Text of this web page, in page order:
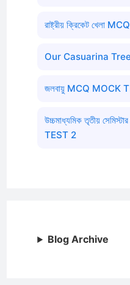
রাষ্ট্রীয় ক্রিকেট খেলা
Our Casuarina
জলবায়ু MCQ MOCK
উচ্চমাধ্যমিক তৃতীয়
TEST 2
Blog Archive